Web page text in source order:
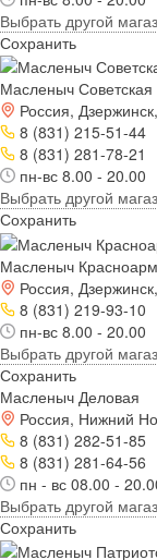
Выбрать другой
Сохранить
Масленыч Советская
Россия,
8 (831) 215-51-44
8 (831) 281-78-21
пн-вс 8.00 - 20.00
Выбрать другой
Сохранить
Масленыч
Россия,
8 (831) 219-93-10
пн-вс 8.00 - 20.00
Выбрать другой
Сохранить
Масленыч Деловая
Россия, Нижний
8 (831) 282-51-85
8 (831) 281-64-56
пн - вс 08.00 -
Выбрать другой
Сохранить